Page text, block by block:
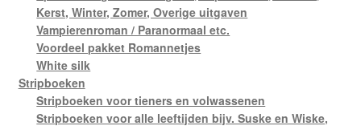
Kerst, Winter, Zomer, Overige uitgaven
Vampierenroman / Paranormaal etc.
Voordeel pakket Romannetjes
White silk
Stripboeken
Stripboeken voor tieners en volwassenen
Stripboeken voor alle leeftijden bijv. Suske en Wiske,